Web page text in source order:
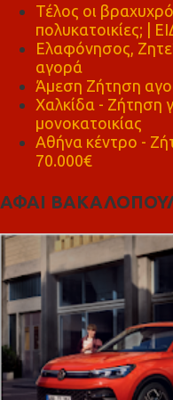
Τέλος οι
πολυκατοικίες; |
Ελαφόνησος,
αγορά
Άμεση Ζήτηση
Χαλκίδα - Ζήτηση
μονοκατοικίας
Αθήνα κέντρο -
70.000€
ΑΦΑΙ